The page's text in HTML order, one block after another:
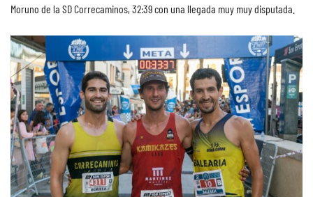
Moruno de la SD Correcaminos, 32:39 con una llegada muy muy disputada.